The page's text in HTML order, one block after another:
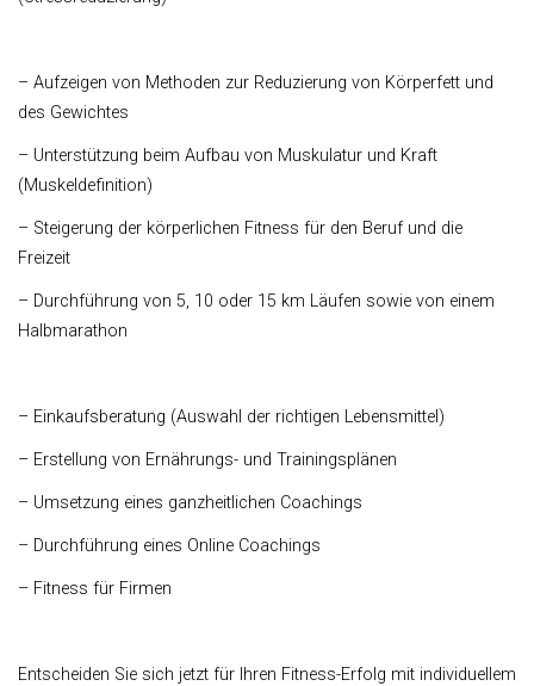
– Aufzeigen von Methoden zur Reduzierung von Körperfett und
des Gewichtes
– Unterstützung beim Aufbau von Muskulatur und Kraft
(Muskeldefinition)
– Steigerung der körperlichen Fitness für den Beruf und die
Freizeit
– Durchführung von 5, 10 oder 15 km Läufen sowie von einem
Halbmarathon
– Einkaufsberatung (Auswahl der richtigen Lebensmittel)
– Erstellung von Ernährungs- und Trainingsplänen
– Umsetzung eines ganzheitlichen Coachings
– Durchführung eines Online Coachings
– Fitness für Firmen
Entscheiden Sie sich jetzt für Ihren Fitness-Erfolg mit individuellem